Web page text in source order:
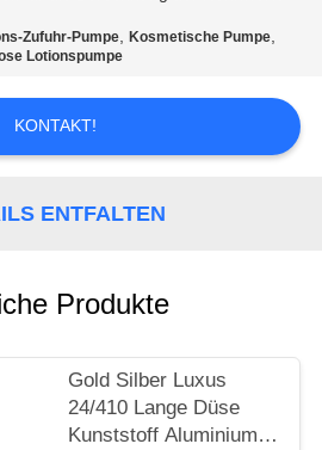
Zufuhr-Pumpe,Kosmetische Pumpe,
Lotionspumpe
KONTAKT!
ENTFALTEN
Produkte
Gold Silber Luxus
24/410 Lange Düse
Kunststoff Aluminium